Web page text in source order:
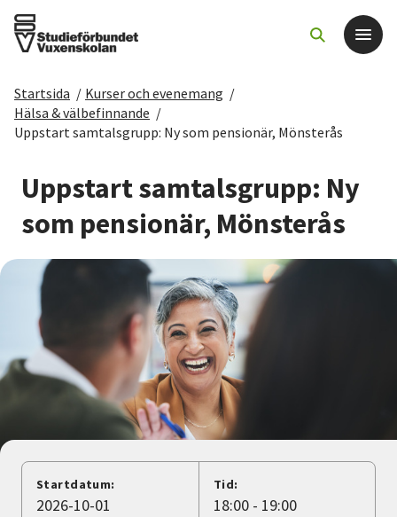
Det här gör vi
Sök kurser och evenemang
Om SV
Starta studiecirkel
Cirkelledare
Startsida / Kurser och evenemang /
Hälsa & välbefinnande /
Uppstart samtalsgrupp: Ny som pensionär, Mönsterås
Uppstart samtalsgrupp: Ny
som pensionär, Mönsterås
Startdatum:
2026-10-01
Tid:
18:00 - 19:00